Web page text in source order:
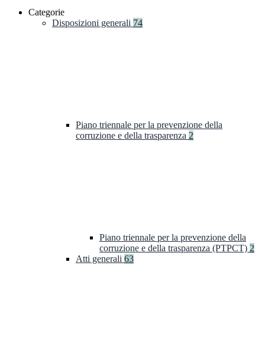
Categorie
Disposizioni generali 74
Piano triennale per la prevenzione della
corruzione e della trasparenza 2
Piano triennale per la prevenzione della
corruzione e della trasparenza (PTPCT) 2
Atti generali 63